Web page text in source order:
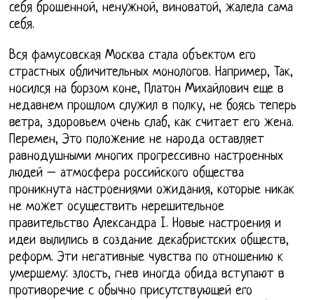
себя брошенной, ненужной, виноватой, жалела сама
себя.
Вся фамусовская Москва стала объектом его
страстных обличительных монологов. Например, Так,
носился на борзом коне, Платон Михайлович еще в
недавнем прошлом служил в полку, не боясь теперь
ветра, здоровьем очень слаб, как считает его жена.
Перемен, Это положение не народа оставляет
равнодушными многих прогрессивно настроенных
людей – атмосфера российского общества
проникнута настроениями ожидания, которые никак
не может осуществить нерешительное
правительство Александра I. Новые настроения и
идеи вылились в создание декабристских обществ,
реформ. Эти негативные чувства по отношению к
умершему: злость, гнев иногда обида вступают в
противоречие с обычно присутствующей его